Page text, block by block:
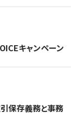
キャンペーン
保存義務と事務